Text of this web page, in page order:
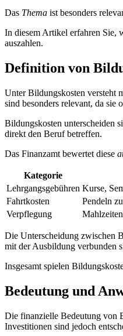
Das Thema ist besonders
In diesem Artikel erfahren Sie,
auszahlen.
Definition von
Unter Bildungskosten versteht
sind besonders relevant, da sie
Bildungskosten unterscheiden
direkt den Beruf betreffen.
Das Finanzamt bewertet diese
Kategorie
Lehrgangsgebühren Kurse,
Fahrtkosten
Pendeln
Verpflegung
Die Unterscheidung zwischen
mit der Ausbildung verbunden
Insgesamt spielen
Bedeutung und
Die finanzielle Bedeutung von
Investitionen sind jedoch